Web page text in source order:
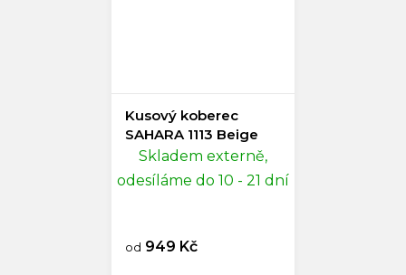
Kusový koberec
SAHARA 1113 Beige
Skladem externě,
odesíláme do 10 - 21 dní
od 949 Kč